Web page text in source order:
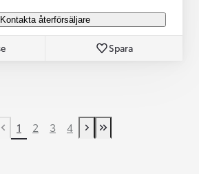
Kontakta återförsäljare
Spara
Page
Previous page
1 2 3 4
Next page
Last Page